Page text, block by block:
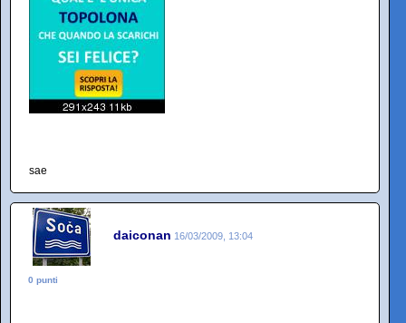
sae
daiconan 16/03/2009, 13:04
0 punti